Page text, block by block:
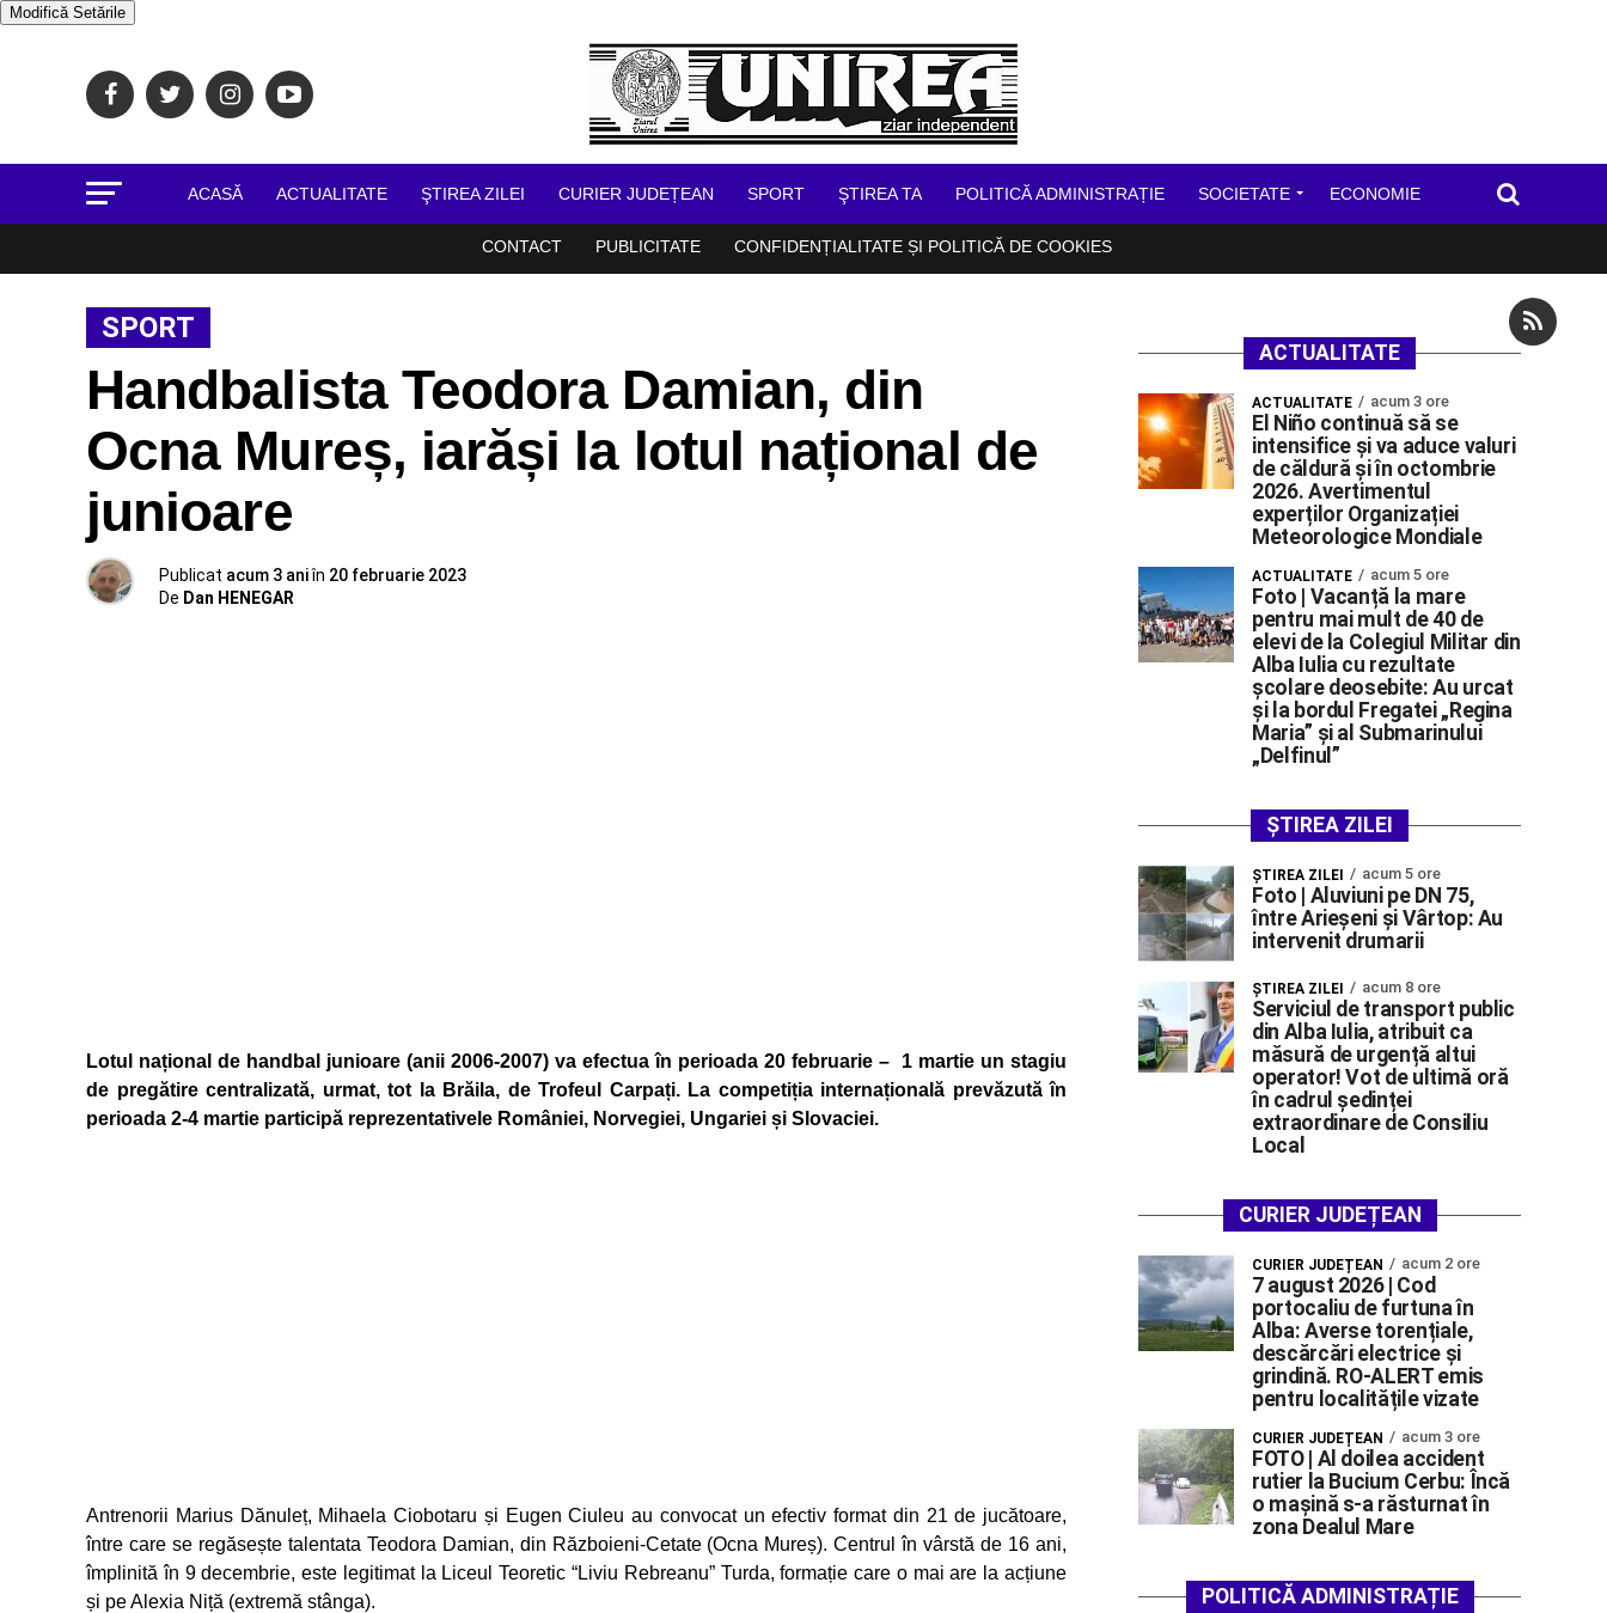
Modifică Setările
ACASĂ ACTUALITATE ŞTIREA ZILEI CURIER JUDEȚEAN SPORT ŞTIREA TA POLITICĂ ADMINISTRAȚIE SOCIETATE ECONOMIE
CONTACT PUBLICITATE CONFIDENȚIALITATE ȘI POLITICĂ DE COOKIES
SPORT
Handbalista Teodora Damian, din
Ocna Mureș, iarăși la lotul național de
junioare
Publicat acum 3 aniîn 20 februarie 2023
De Dan HENEGAR
Lotul național de handbal junioare (anii 2006-2007) va efectua în perioada 20 februarie – 1 martie un stagiu
de pregătire centralizată, urmat, tot la Brăila, de Trofeul Carpați. La competiția internațională prevăzută în
perioada 2-4 martie participă reprezentativele României, Norvegiei, Ungariei și Slovaciei.
Antrenorii Marius Dănuleț, Mihaela Ciobotaru și Eugen Ciuleu au convocat un efectiv format din 21 de jucătoare,
între care se regăsește talentata Teodora Damian, din Războieni-Cetate (Ocna Mureș). Centrul în vârstă de 16 ani,
împlinită în 9 decembrie, este legitimat la Liceul Teoretic “Liviu Rebreanu” Turda, formație care o mai are la acțiune
și pe Alexia Niță (extremă stânga).
ACTUALITATE
ACTUALITATE acum 3 ore
El Niño continuă să se
intensifice și va aduce valuri
de căldură și în octombrie
2026. Avertimentul
experților Organizației
Meteorologice Mondiale
ACTUALITATE acum 5 ore
Foto | Vacanță la mare
pentru mai mult de 40 de
elevi de la Colegiul Militar din
Alba Iulia cu rezultate
școlare deosebite: Au urcat
și la bordul Fregatei „Regina
Maria” și al Submarinului
„Delfinul”
ȘTIREA ZILEI
ŞTIREA ZILEI acum 5 ore
Foto | Aluviuni pe DN 75,
între Arieșeni și Vârtop: Au
intervenit drumarii
ŞTIREA ZILEI acum 8 ore
Serviciul de transport public
din Alba Iulia, atribuit ca
măsură de urgență altui
operator! Vot de ultimă oră
în cadrul ședinței
extraordinare de Consiliu
Local
CURIER JUDEȚEAN
CURIER JUDEȚEAN acum 2 ore
7 august 2026 | Cod
portocaliu de furtuna în
Alba: Averse torențiale,
descărcări electrice și
grindină. RO-ALERT emis
pentru localitățile vizate
CURIER JUDEȚEAN acum 3 ore
FOTO | Al doilea accident
rutier la Bucium Cerbu: Încă
o mașină s-a răsturnat în
zona Dealul Mare
POLITICĂ ADMINISTRAȚIE